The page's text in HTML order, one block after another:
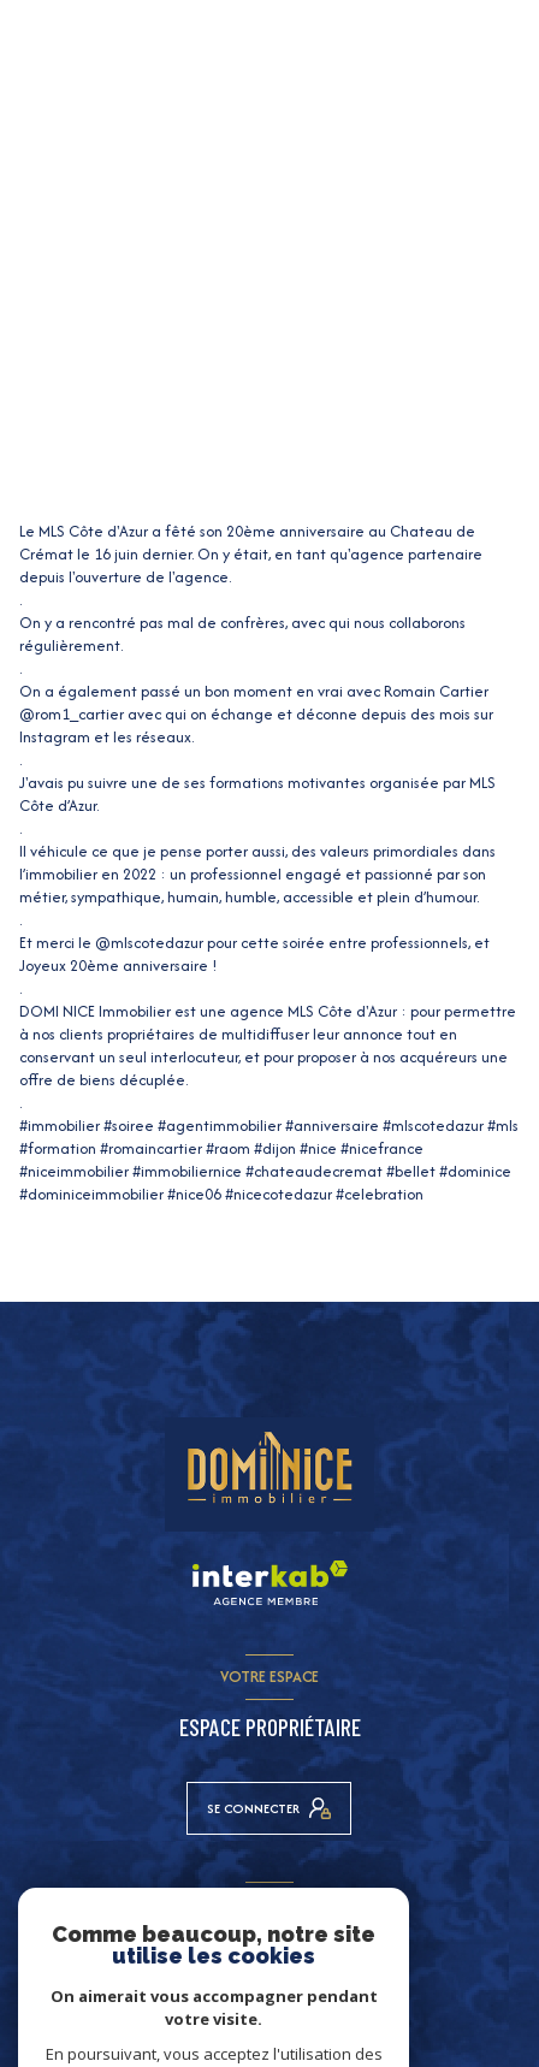
Le MLS Côte d'Azur a fêté son 20ème anniversaire au Chateau de
Crémat le 16 juin dernier. On y était, en tant qu'agence partenaire
depuis l'ouverture de l'agence.
.
On y a rencontré pas mal de confrères, avec qui nous collaborons
régulièrement.
.
On a également passé un bon moment en vrai avec Romain Cartier
@rom1_cartier avec qui on échange et déconne depuis des mois sur
Instagram et les réseaux.
.
J'avais pu suivre une de ses formations motivantes organisée par MLS
Côte d’Azur.
.
Il véhicule ce que je pense porter aussi, des valeurs primordiales dans
l’immobilier en 2022 : un professionnel engagé et passionné par son
métier, sympathique, humain, humble, accessible et plein d’humour.
.
Et merci le @mlscotedazur pour cette soirée entre professionnels, et
Joyeux 20ème anniversaire !
.
DOMI NICE Immobilier est une agence MLS Côte d'Azur : pour permettre
à nos clients propriétaires de multidiffuser leur annonce tout en
conservant un seul interlocuteur, et pour proposer à nos acquéreurs une
offre de biens décuplée.
.
#immobilier #soiree #agentimmobilier #anniversaire #mlscotedazur #mls
#formation #romaincartier #raom #dijon #nice #nicefrance
#niceimmobilier #immobiliernice #chateaudecremat #bellet #dominice
#dominiceimmobilier #nice06 #nicecotedazur #celebration
VOTRE ESPACE
ESPACE PROPRIÉTAIRE
SE CONNECTER
NOUS ADHÉRONS
Comme beaucoup, notre site
utilise les cookies
On aimerait vous accompagner pendant
votre visite.
En poursuivant, vous acceptez l'utilisation des